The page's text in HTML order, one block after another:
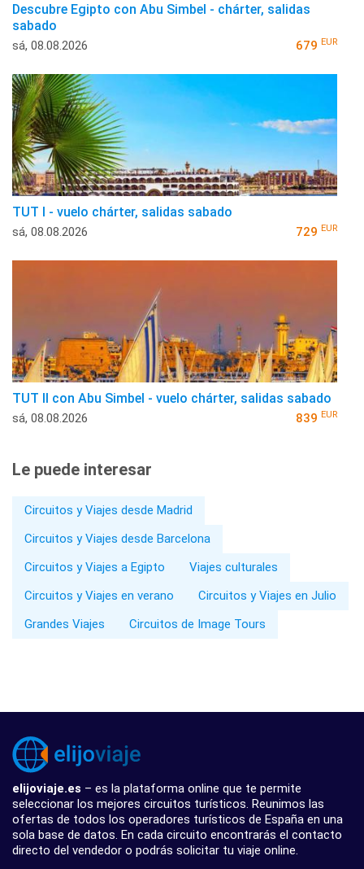
Descubre Egipto con Abu Simbel - chárter, salidas
sabado
sá, 08.08.2026 679 EUR
TUT I - vuelo chárter, salidas sabado
sá, 08.08.2026 729 EUR
TUT II con Abu Simbel - vuelo chárter, salidas sabado
sá, 08.08.2026 839 EUR
Le puede interesar
Circuitos y Viajes desde Madrid
Circuitos y Viajes desde Barcelona
Circuitos y Viajes a Egipto
Viajes culturales
Circuitos y Viajes en verano
Circuitos y Viajes en Julio
Grandes Viajes
Circuitos de Image Tours
elijoviaje.es – es la plataforma online que te permite
seleccionar los mejores circuitos turísticos. Reunimos las
ofertas de todos los operadores turísticos de España en una
sola base de datos. En cada circuito encontrarás el contacto
directo del vendedor o podrás solicitar tu viaje online.